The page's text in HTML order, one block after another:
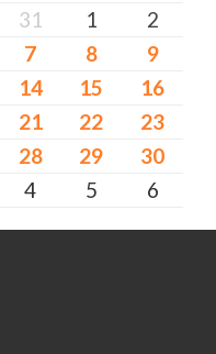
31 1
2
7 8
9
14 15
16
21 22
23
28 29
30
4 5 6